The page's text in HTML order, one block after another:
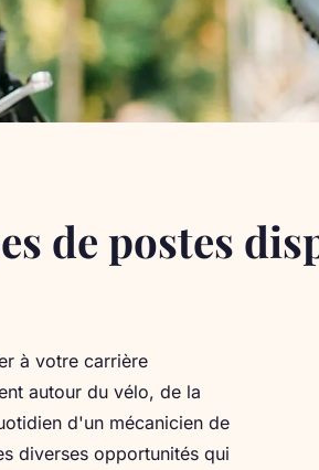
de postes
à votre carrière
autour du vélo, de la
d'un mécanicien de
diverses opportunités qui